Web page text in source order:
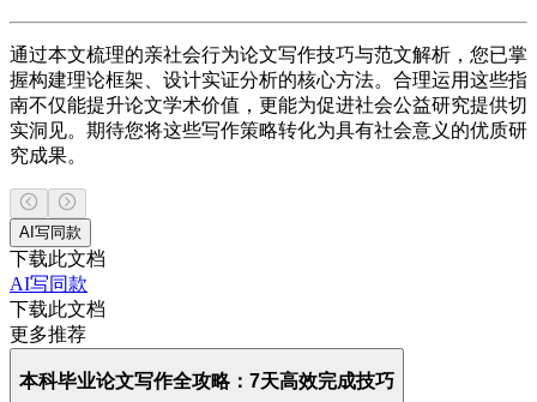
通过本文梳理的亲社会行为论文写作技巧与范文解析，您已掌
握构建理论框架、设计实证分析的核心方法。合理运用这些指
南不仅能提升论文学术价值，更能为促进社会公益研究提供切
实洞见。期待您将这些写作策略转化为具有社会意义的优质研
究成果。
AI写同款
下载此文档
AI写同款
下载此文档
更多推荐
本科毕业论文写作全攻略：7天高效完成技巧